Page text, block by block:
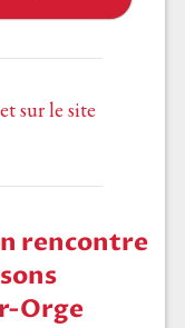
sur le site
rencontre
Orge